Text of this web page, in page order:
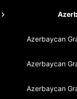
Azerbaycan
Azerbaycan
Azerbaycan